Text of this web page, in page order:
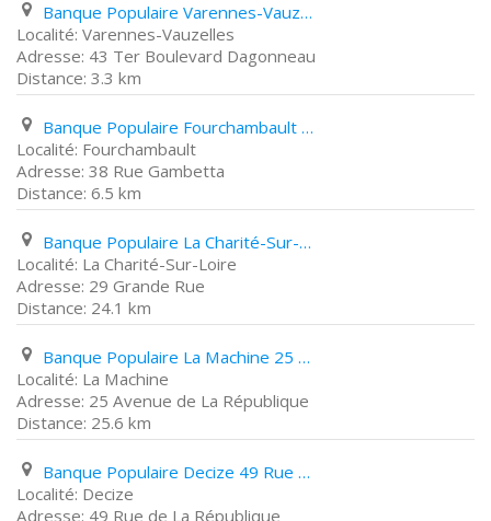
Banque Populaire Varennes-Vauzelles 43 Ter Boulevard Dagonneau
Varennes-Vauzelles
43 Ter Boulevard Dagonneau
3.3 km
Banque Populaire Fourchambault 38 Rue Gambetta
Fourchambault
38 Rue Gambetta
6.5 km
Banque Populaire La Charité-Sur-Loire 29 Grande Rue
La Charité-Sur-Loire
29 Grande Rue
24.1 km
Banque Populaire La Machine 25 Avenue de La République
La Machine
25 Avenue de La République
25.6 km
Banque Populaire Decize 49 Rue de La République
Decize
49 Rue de La République